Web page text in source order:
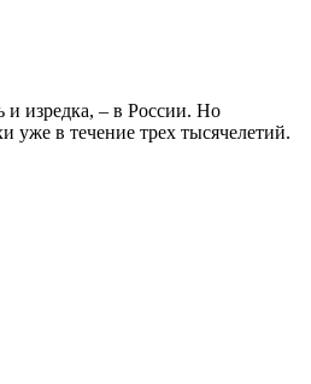
изредка, – в России. Но
уже в течение трех тысячелетий.